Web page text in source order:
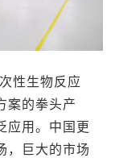
性生物反应
案的拳头产
应用。中国更
，巨大的市场